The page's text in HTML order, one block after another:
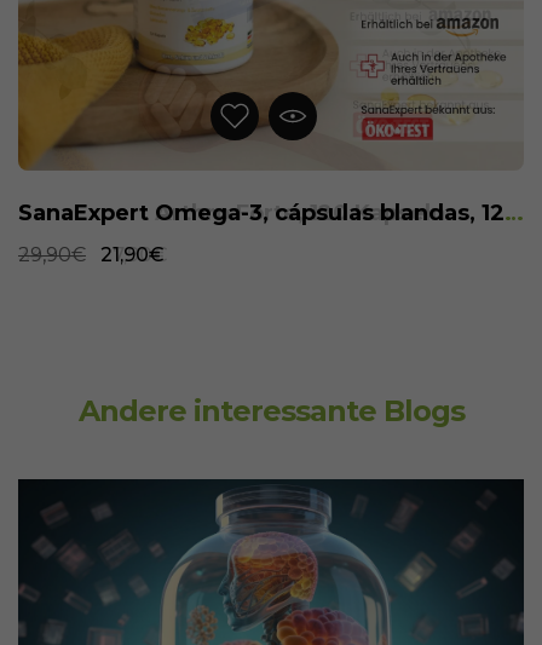
SanaExpert Omega-3, cápsulas blandas, 120 piezas
29,90€ 21,90€
Andere interessante Blogs